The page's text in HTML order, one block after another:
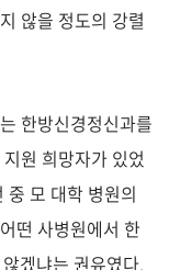
않을 정도의 강렬
한방신경정신과를
원 희망자가 있었
중 모 대학 병원의
떤 사병원에서 한
겠냐는 권유였다.